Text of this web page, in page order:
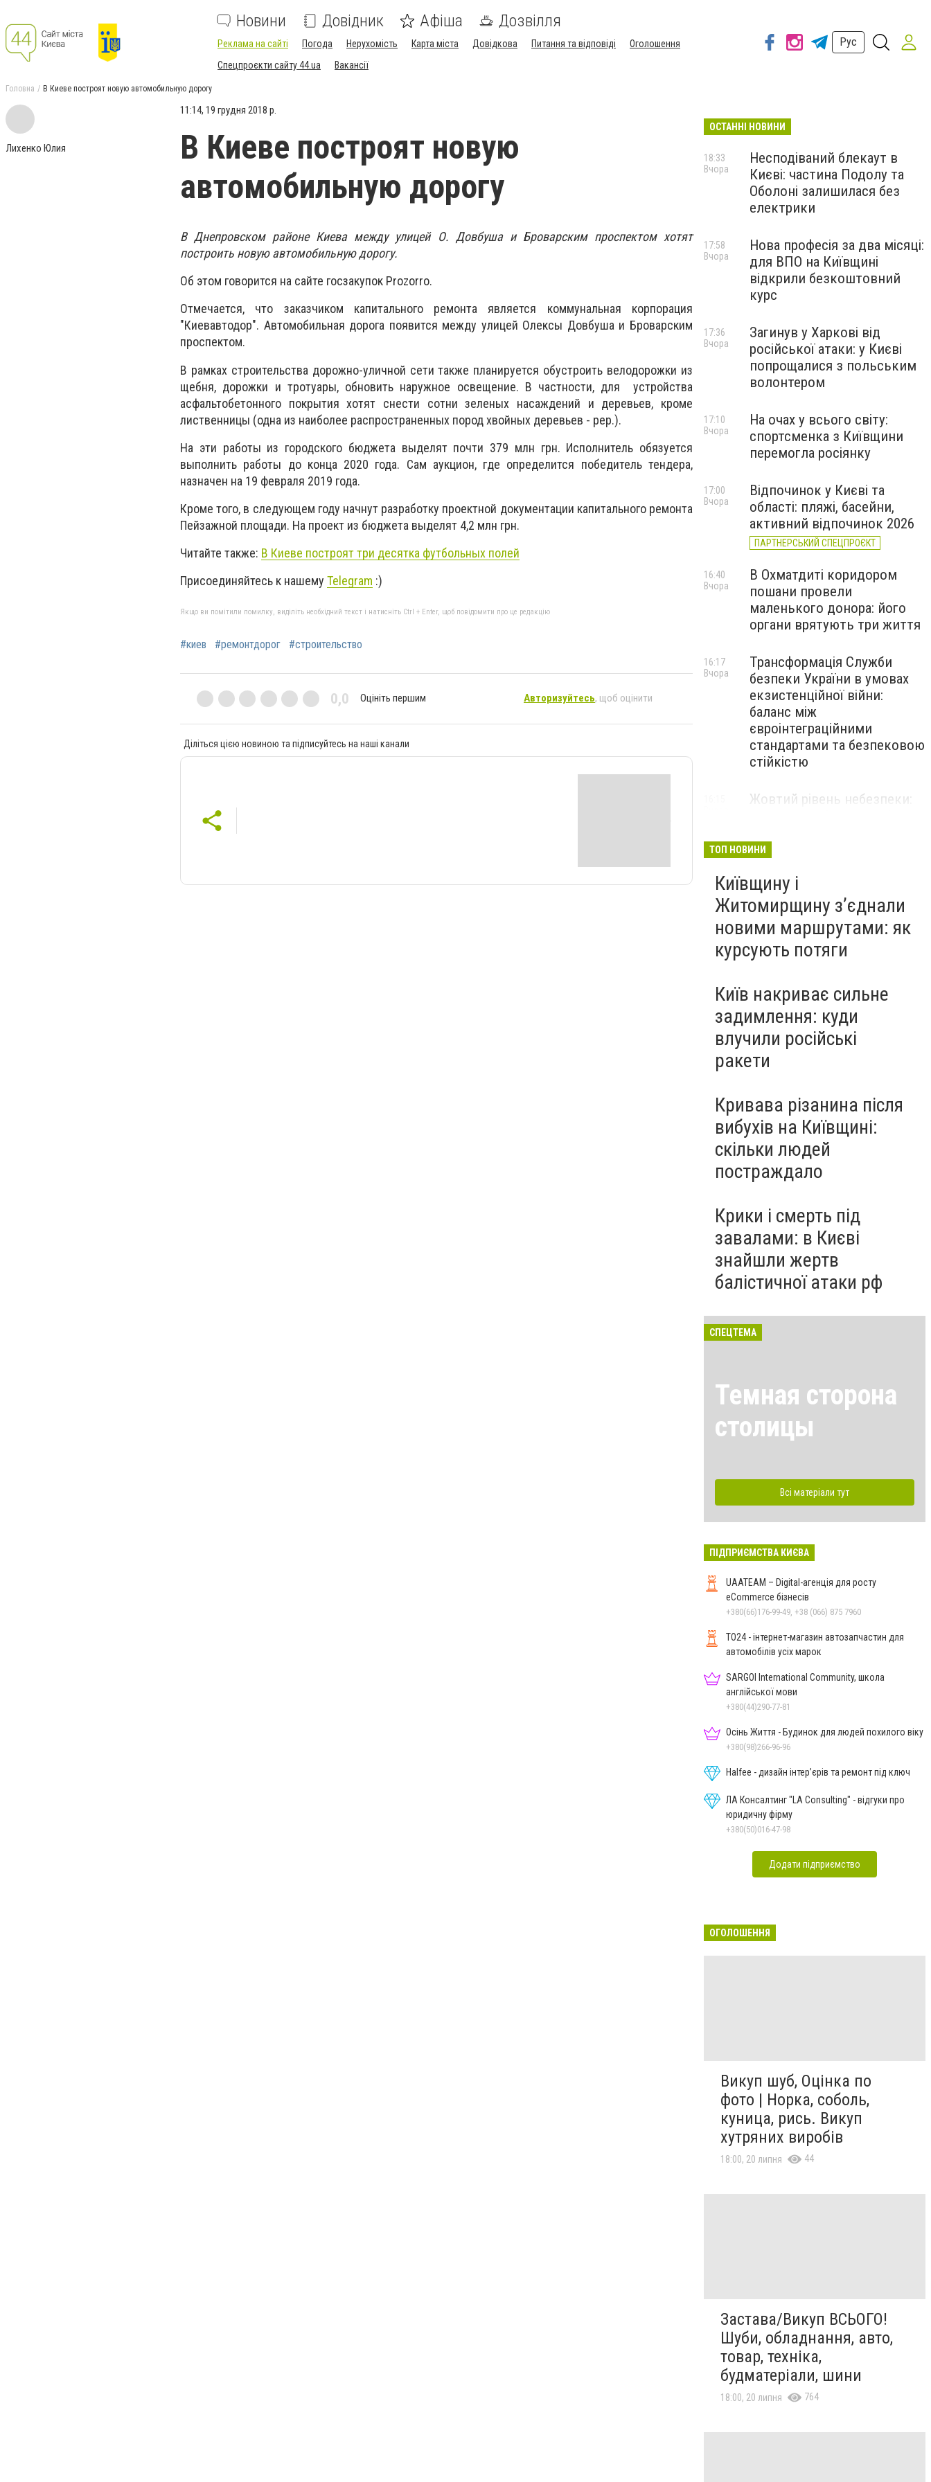
Новини Довідник Афіша Дозвілля
Реклама на сайті Погода Нерухомість Карта міста Довідкова Питання та відповіді
Оголошення
Спецпроєкти сайту 44.ua
Вакансії
Рус
Головна В Киеве построят новую автомобильную дорогу
Лихенко Юлия
11:14, 19 грудня 2018 р.
В Киеве построят новую
автомобильную дорогу
В Днепровском районе Киева между улицей О. Довбуша и Броварским проспектом хотят
построить новую автомобильную дорогу.
Об этом говорится на сайте госзакупок Prozorro.
Отмечается, что заказчиком капитального ремонта является коммунальная корпорация
"Киевавтодор". Автомобильная дорога появится между улицей Олексы Довбуша и Броварским
проспектом.
В рамках строительства дорожно-уличной сети также планируется обустроить велодорожки из
щебня, дорожки и тротуары, обновить наружное освещение. В частности, для
устройства
асфальтобетонного покрытия хотят снести сотни зеленых насаждений и деревьев, кроме
лиственницы (одна из наиболее распространенных пород хвойных деревьев - рер.).
На эти работы из городского бюджета выделят почти 379 млн грн. Исполнитель обязуется
выполнить работы до конца 2020 года. Сам аукцион, где определится победитель тендера,
назначен на 19 февраля 2019 года.
Кроме того, в следующем году начнут разработку проектной документации капитального ремонта
Пейзажной площади. На проект из бюджета выделят 4,2 млн грн.
Читайте также: В Киеве построят три десятка футбольных полей
Присоединяйтесь к нашему Telegram :)
Якщо ви помітили помилку, виділіть необхідний текст і натисніть Ctrl + Enter, щоб повідомити про це редакцію
#киев #ремонтдорог #строительство
0,0 Оцініть першим Авторизуйтесь, щоб оцінити
Діліться цією новиною та підписуйтесь на наші канали
ОСТАННІ НОВИНИ
Несподіваний блекаут в
Києві: частина Подолу та
Оболоні залишилася без
електрики
18:33
Вчора
Нова професія за два місяці:
для ВПО на Київщині
відкрили безкоштовний
курс
17:58
Вчора
Загинув у Харкові від
російської атаки: у Києві
попрощалися з польським
волонтером
17:36
Вчора
На очах у всього світу:
спортсменка з Київщини
перемогла росіянку
17:10
Вчора
Відпочинок у Києві та
області: пляжі, басейни,
активний відпочинок 2026
ПАРТНЕРСЬКИЙ СПЕЦПРОЄКТ
17:00
Вчора
В Охматдиті коридором
пошани провели
маленького донора: його
органи врятують три життя
16:40
Вчора
Трансформація Служби
безпеки України в умовах
екзистенційної війни:
баланс між
євроінтеграційними
стандартами та безпековою
стійкістю
16:17
Вчора
Жовтий рівень небезпеки:
ТОП НОВИНИ
Київщину і
Житомирщину з’єднали
новими маршрутами: як
курсують потяги
Київ накриває сильне
задимлення: куди
влучили російські
ракети
Кривава різанина після
вибухів на Київщині:
скільки людей
постраждало
Крики і смерть під
завалами: в Києві
знайшли жертв
балістичної атаки рф
СПЕЦТЕМА
Темная сторона
столицы
Всі матеріали тут
ПІДПРИЄМСТВА КИЄВА
UAATEAM – Digital-агенція для росту
eCommerce бізнесів
+380(66)176-99-49, +38 (066) 875 7960
TO24 - інтернет-магазин автозапчастин для
автомобілів усіх марок
SARGOI International Community, школа
англійської мови
+380(44)290-77-81
Осінь Життя - Будинок для людей похилого віку
+380(98)266-96-96
Halfee - дизайн інтер’єрів та ремонт під ключ
ЛА Консалтинг "LA Consulting" - відгуки про
юридичну фірму
+380(50)016-47-98
Додати підприємство
ОГОЛОШЕННЯ
Викуп шуб, Оцінка по
фото | Норка, соболь,
куница, рись. Викуп
хутряних виробів
18:00, 20 липня 44
Застава/Викуп ВСЬОГО!
Шуби, обладнання, авто,
товар, техніка,
будматеріали, шини
18:00, 20 липня 764